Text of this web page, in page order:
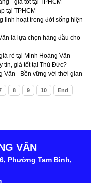
tại TPHCM
linh hoạt trong đời sống hiện
là lựa chọn hàng đầu cho
rẻ tại Minh Hoàng Vân
tín, giá tốt tại Thủ Đức?
Vân - Bền vững với thời gian
8 9 10 End
VÂN
Phường Tam Bình,